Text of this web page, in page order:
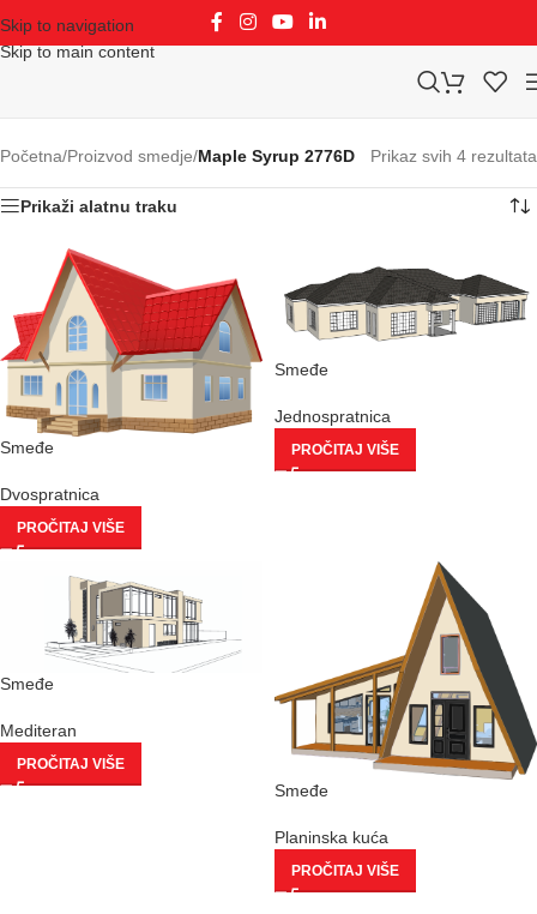
Skip to navigation
Skip to main content
Početna/Proizvod smedje/Maple Syrup 2776D Prikaz svih 4 rezultata
Prikaži alatnu traku
Smeđe
Dvospratnica
PROČITAJ VIŠE
Smeđe
Jednospratnica
PROČITAJ VIŠE
Smeđe
Mediteran
PROČITAJ VIŠE
Smeđe
Planinska kuća
PROČITAJ VIŠE